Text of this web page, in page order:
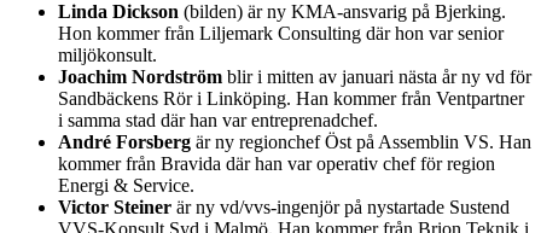
Linda Dickson (bilden) är ny KMA-ansvarig på Bjerking.
Hon kommer från Liljemark Consulting där hon var senior
miljökonsult.
Joachim Nordström blir i mitten av januari nästa år ny vd för
Sandbäckens Rör i Linköping. Han kommer från Ventpartner
i samma stad där han var entreprenadchef.
André Forsberg är ny regionchef Öst på Assemblin VS. Han
kommer från Bravida där han var operativ chef för region
Energi & Service.
Victor Steiner är ny vd/vvs-ingenjör på nystartade Sustend
VVS-Konsult Syd i Malmö. Han kommer från Brion Teknik i